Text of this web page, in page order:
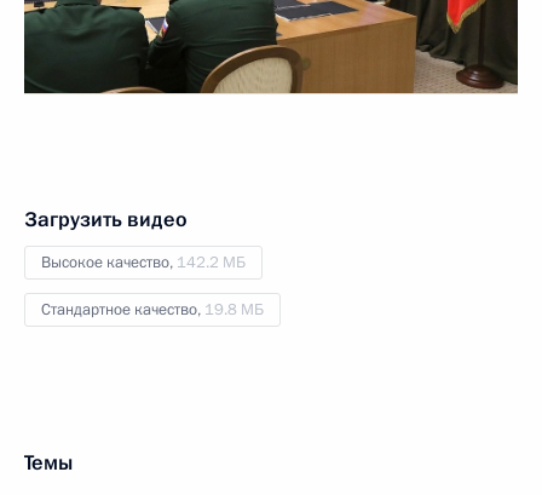
Загрузить видео
Высокое качество, 142.2 МБ
Стандартное качество, 19.8 МБ
Темы